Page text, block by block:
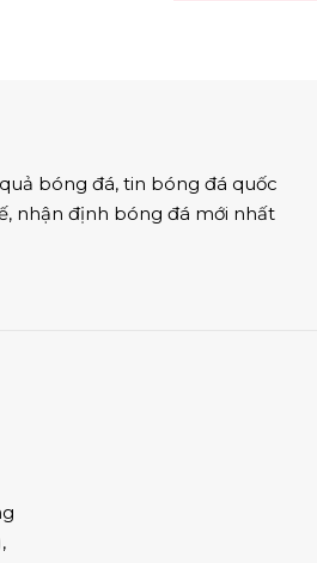
bóng đá, tin bóng đá quốc
nhận định bóng đá mới nhất